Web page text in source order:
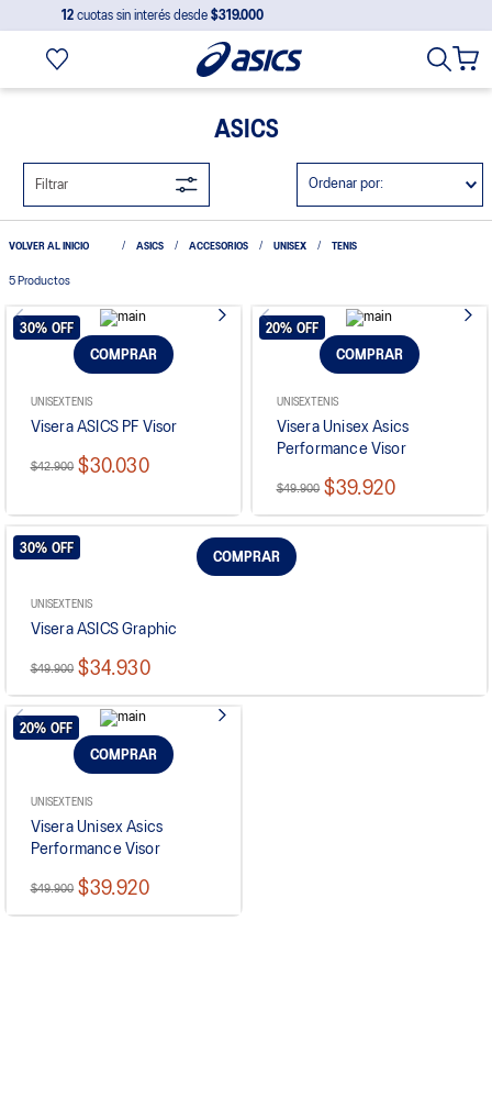
12 cuotas sin interés desde $319.000
ASICS
Filtrar Ordenar por
ASICS ACCESORIOS UNISEX TENIS
5 Productos
COMPRAR
UNISEX TENIS
Visera ASICS PF Visor
$42.900 $30.030
30% OFF
COMPRAR
UNISEX TENIS
Visera Unisex Asics
Performance Visor
$49.900 $39.920
20% OFF
COMPRAR
UNISEX TENIS
Visera ASICS Graphic
$49.900 $34.930
30% OFF
COMPRAR
UNISEX TENIS
Visera Unisex Asics
Performance Visor
$49.900 $39.920
20% OFF